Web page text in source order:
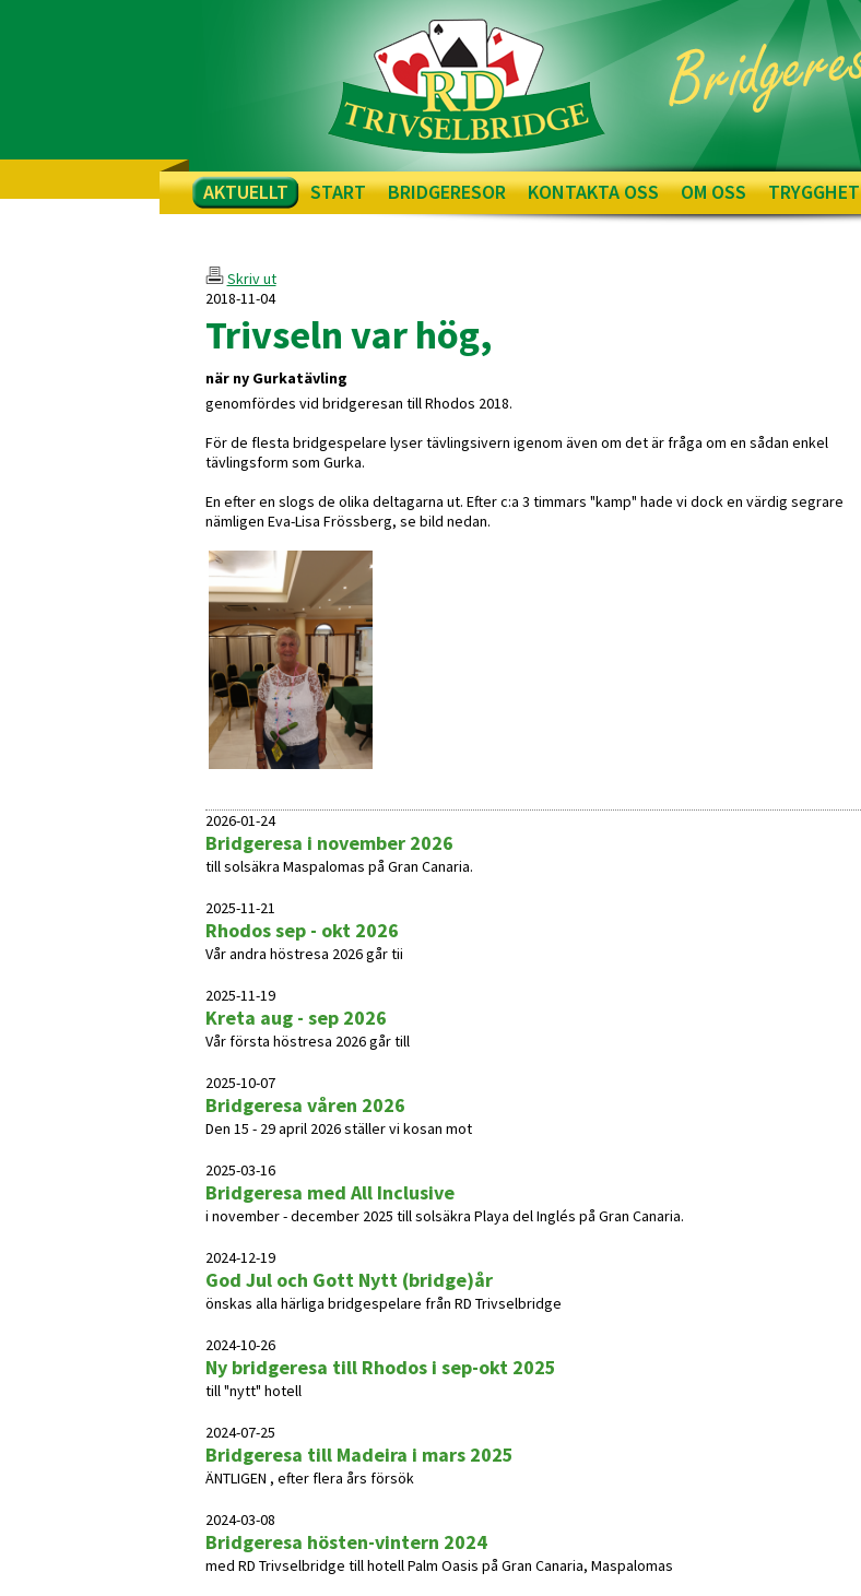
AKTUELLT START BRIDGERESOR KONTAKTA OSS OM OSS TRYGGHET
Skriv ut
2018-11-04
Trivseln var hög,
när ny Gurkatävling
genomfördes vid bridgeresan till Rhodos 2018.
För de flesta bridgespelare lyser tävlingsivern igenom även om det är fråga om en sådan enkel
tävlingsform som Gurka.
En efter en slogs de olika deltagarna ut. Efter c:a 3 timmars "kamp" hade vi dock en värdig segrare
nämligen Eva-Lisa Frössberg, se bild nedan.
2026-01-24
Bridgeresa i november 2026
till solsäkra Maspalomas på Gran Canaria.
2025-11-21
Rhodos sep - okt 2026
Vår andra höstresa 2026 går tii
2025-11-19
Kreta aug - sep 2026
Vår första höstresa 2026 går till
2025-10-07
Bridgeresa våren 2026
Den 15 - 29 april 2026 ställer vi kosan mot
2025-03-16
Bridgeresa med All Inclusive
i november - december 2025 till solsäkra Playa del Inglés på Gran Canaria.
2024-12-19
God Jul och Gott Nytt (bridge)år
önskas alla härliga bridgespelare från RD Trivselbridge
2024-10-26
Ny bridgeresa till Rhodos i sep-okt 2025
till "nytt" hotell
2024-07-25
Bridgeresa till Madeira i mars 2025
ÄNTLIGEN , efter flera års försök
2024-03-08
Bridgeresa hösten-vintern 2024
med RD Trivselbridge till hotell Palm Oasis på Gran Canaria, Maspalomas